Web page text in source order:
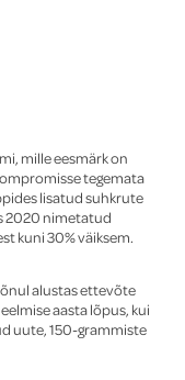
mille eesmärk on
tegemata
lisatud suhkrute
2020 nimetatud
kuni 30% väiksem.
alustas ettevõte
aasta lõpus, kui
uute, 150-grammiste